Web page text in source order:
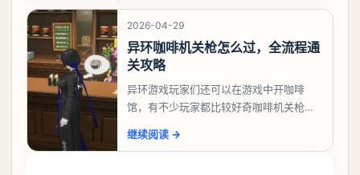
象委托唤孤归任务攻
2026-04-29
异环咖啡机关枪怎么过，全流程通
关攻略
异环游戏玩家们还可以在游戏中开咖啡
馆，有不少玩家都比较好奇咖啡机关枪应
机关枪攻略。异环咖啡机关枪怎么过一、
继续阅读 →